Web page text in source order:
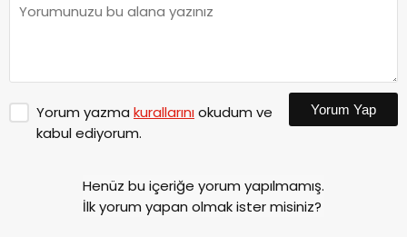
Yorum yazma kurallarınıokudum ve
kabul ediyorum.
Yorum Yap
Henüz bu içeriğe yorum yapılmamış.
İlk yorum yapan olmak ister misiniz?